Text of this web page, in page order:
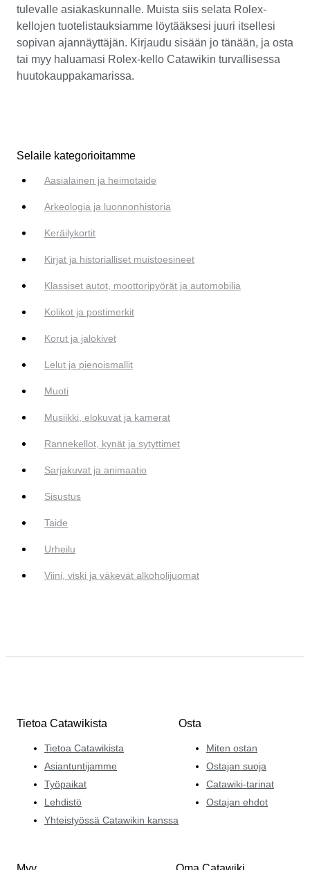
tulevalle asiakaskunnalle. Muista siis selata Rolex-
kellojen tuotelistauksiamme löytääksesi juuri itsellesi
sopivan ajannäyttäjän. Kirjaudu sisään jo tänään, ja osta
tai myy haluamasi Rolex-kello Catawikin turvallisessa
huutokauppakamarissa.
Selaile kategorioitamme
Aasialainen ja heimotaide
Arkeologia ja luonnonhistoria
Keräilykortit
Kirjat ja historialliset muistoesineet
Klassiset autot, moottoripyörät ja automobilia
Kolikot ja postimerkit
Korut ja jalokivet
Lelut ja pienoismallit
Muoti
Musiikki, elokuvat ja kamerat
Rannekellot, kynät ja sytyttimet
Sarjakuvat ja animaatio
Sisustus
Taide
Urheilu
Viini, viski ja väkevät alkoholijuomat
Tietoa Catawikista
Tietoa Catawikista
Asiantuntijamme
Työpaikat
Lehdistö
Yhteistyössä Catawikin kanssa
Osta
Miten ostan
Ostajan suoja
Catawiki-tarinat
Ostajan ehdot